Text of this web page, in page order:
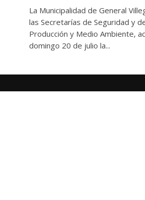
La Municipalidad de General
las Secretarías de Seguridad y
Producción y Medio Ambiente,
domingo 20 de julio la...